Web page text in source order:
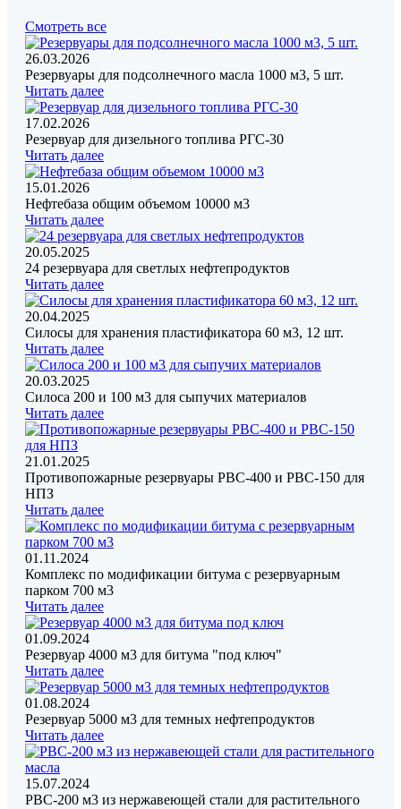
Смотреть все
26.03.2026
Резервуары для подсолнечного масла 1000 м3, 5 шт.
Читать далее
17.02.2026
Резервуар для дизельного топлива РГС-30
Читать далее
15.01.2026
Нефтебаза общим объемом 10000 м3
Читать далее
20.05.2025
24 резервуара для светлых нефтепродуктов
Читать далее
20.04.2025
Силосы для хранения пластификатора 60 м3, 12 шт.
Читать далее
20.03.2025
Силоса 200 и 100 м3 для сыпучих материалов
Читать далее
21.01.2025
Противопожарные резервуары РВС-400 и РВС-150 для
НПЗ
Читать далее
01.11.2024
Комплекс по модификации битума с резервуарным
парком 700 м3
Читать далее
01.09.2024
Резервуар 4000 м3 для битума "под ключ"
Читать далее
01.08.2024
Резервуар 5000 м3 для темных нефтепродуктов
Читать далее
15.07.2024
РВС-200 м3 из нержавеющей стали для растительного